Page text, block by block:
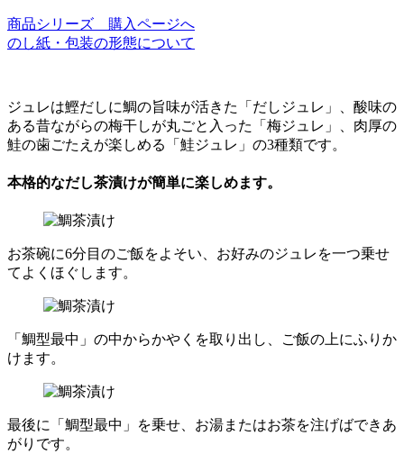
商品シリーズ 購入ページへ
のし紙・包装の形態について
ジュレは鰹だしに鯛の旨味が活きた「だしジュレ」、酸味の
ある昔ながらの梅干しが丸ごと入った「梅ジュレ」、肉厚の
鮭の歯ごたえが楽しめる「鮭ジュレ」の3種類です。
本格的なだし茶漬けが簡単に楽しめます。
お茶碗に6分目のご飯をよそい、お好みのジュレを一つ乗せ
てよくほぐします。
「鯛型最中」の中からかやくを取り出し、ご飯の上にふりか
けます。
最後に「鯛型最中」を乗せ、お湯またはお茶を注げばできあ
がりです。